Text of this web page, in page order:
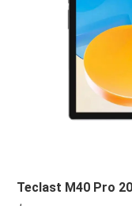
Teclast M40 Pro